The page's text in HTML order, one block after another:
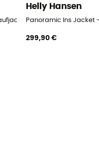
- Herren
Helly Hansen
Panoramic Ins Jacket
299,90 €